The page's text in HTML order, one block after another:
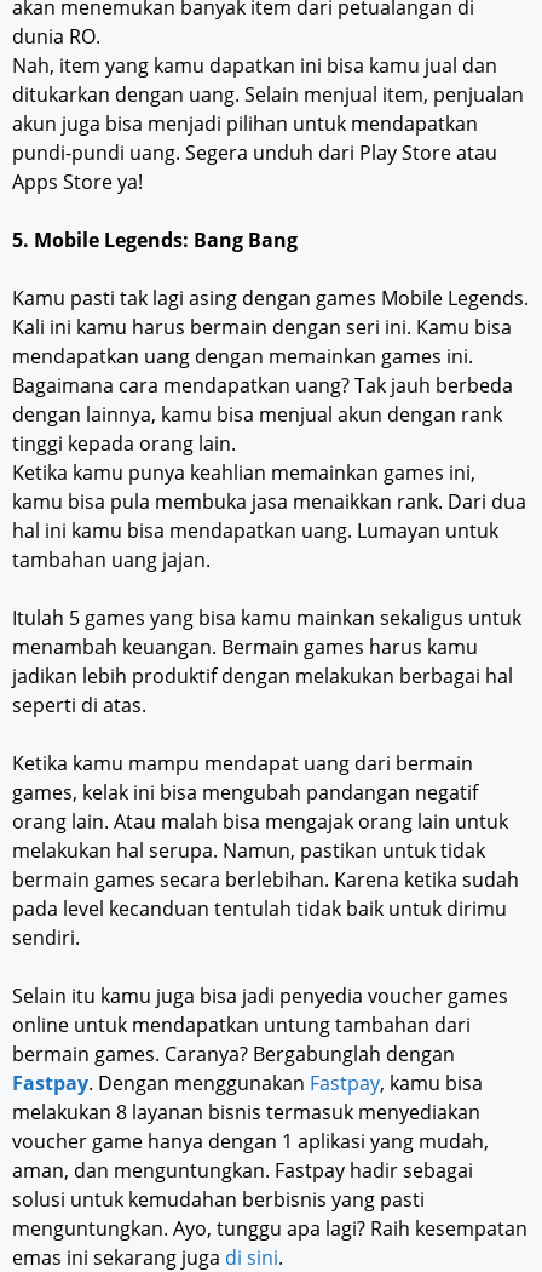
akan menemukan banyak item dari petualangan di
dunia RO.
Nah, item yang kamu dapatkan ini bisa kamu jual dan
ditukarkan dengan uang. Selain menjual item, penjualan
akun juga bisa menjadi pilihan untuk mendapatkan
pundi-pundi uang. Segera unduh dari Play Store atau
Apps Store ya!
5. Mobile Legends: Bang Bang
Kamu pasti tak lagi asing dengan games Mobile Legends.
Kali ini kamu harus bermain dengan seri ini. Kamu bisa
mendapatkan uang dengan memainkan games ini.
Bagaimana cara mendapatkan uang? Tak jauh berbeda
dengan lainnya, kamu bisa menjual akun dengan rank
tinggi kepada orang lain.
Ketika kamu punya keahlian memainkan games ini,
kamu bisa pula membuka jasa menaikkan rank. Dari dua
hal ini kamu bisa mendapatkan uang. Lumayan untuk
tambahan uang jajan.
Itulah 5 games yang bisa kamu mainkan sekaligus untuk
menambah keuangan. Bermain games harus kamu
jadikan lebih produktif dengan melakukan berbagai hal
seperti di atas.
Ketika kamu mampu mendapat uang dari bermain
games, kelak ini bisa mengubah pandangan negatif
orang lain. Atau malah bisa mengajak orang lain untuk
melakukan hal serupa. Namun, pastikan untuk tidak
bermain games secara berlebihan. Karena ketika sudah
pada level kecanduan tentulah tidak baik untuk dirimu
sendiri.
Selain itu kamu juga bisa jadi penyedia voucher games
online untuk mendapatkan untung tambahan dari
bermain games. Caranya? Bergabunglah dengan
Fastpay. Dengan menggunakan Fastpay, kamu bisa
melakukan 8 layanan bisnis termasuk menyediakan
voucher game hanya dengan 1 aplikasi yang mudah,
aman, dan menguntungkan. Fastpay hadir sebagai
solusi untuk kemudahan berbisnis yang pasti
menguntungkan. Ayo, tunggu apa lagi? Raih kesempatan
emas ini sekarang juga di sini.